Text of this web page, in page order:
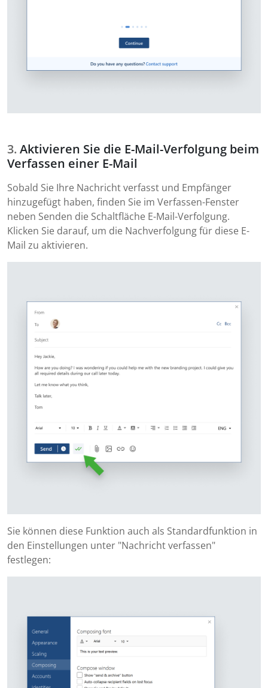
Aktivieren Sie die E-Mail-Verfolgung beim
Verfassen einer E-Mail
Sobald Sie Ihre Nachricht verfasst und Empfänger
hinzugefügt haben, finden Sie im Verfassen-Fenster
neben Senden die Schaltfläche E-Mail-Verfolgung.
Klicken Sie darauf, um die Nachverfolgung für diese E-
Mail zu aktivieren.
Sie können diese Funktion auch als Standardfunktion in
den Einstellungen unter "Nachricht verfassen"
festlegen: